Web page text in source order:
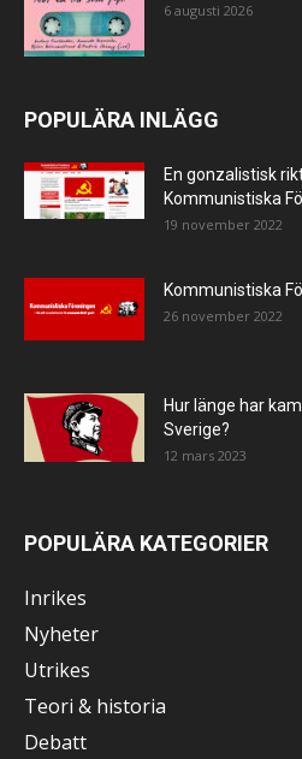
6 augusti 2026
POPULÄRA INLÄGG
En gonzalistisk
Kommunistiska
19 november 2022
Kommunistiska
26 november 2022
Hur länge har
Sverige?
12 mars 2023
POPULÄRA KATEGORIER
Inrikes
Nyheter
Utrikes
Teori & historia
Debatt